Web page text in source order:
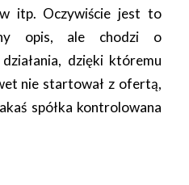
itp. Oczywiście jest to
opis, ale chodzi o
dzięki któremu
nie startował z ofertą,
spółka kontrolowana